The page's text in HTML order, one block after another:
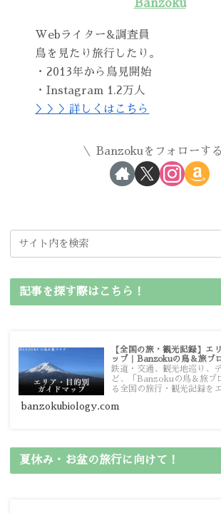
Banzoku
Webライター&調査員
鳥を見たり旅行したり。
・2013年から鳥見開始
・Instagram 1.2万人
＞＞＞詳しくはこちら
Banzokuをフォローする
記事を探す際はこちら！
【全国の旅・観光記録】エ
ップ｜Banzokuの鳥＆旅ブ
鉄道・交通、観光地巡り、
ど、「Banzokuの鳥＆旅ブ
る全国の旅行・観光記録を
ガイドマップからスムーズ
banzokubiology.com
夏休み・お盆の旅行に向けて！